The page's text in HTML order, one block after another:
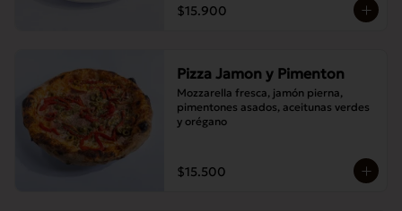
$15.900
Pizza Jamon y Pimenton
Mozzarella fresca, jamón pierna,
pimentones asados, aceitunas verdes
y orégano
$15.500